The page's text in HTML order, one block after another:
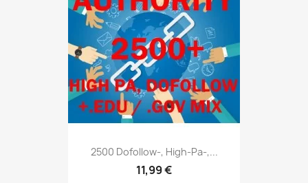
2500 Dofollow-, High-Pa-,...
11,99 €